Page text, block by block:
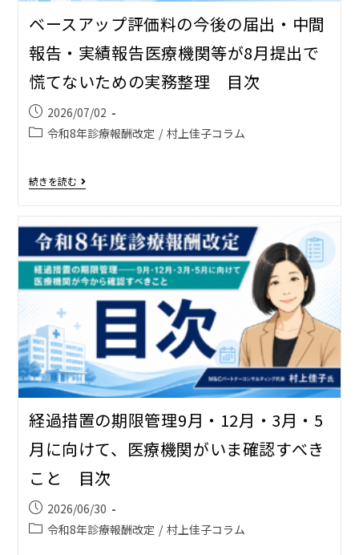
ベースアップ評価料の今後の届出・中間
報告・実績報告――医療機関等が8月提出で
慌てないための実務整理 目次
2026/07/02
令和8年診療報酬改定 / 村上佳子コラム
続きを読む
経過措置の期限管理――9月・12月・3月・5
月に向けて、医療機関がいま確認すべき
こと 目次
2026/06/30
令和8年診療報酬改定 / 村上佳子コラム